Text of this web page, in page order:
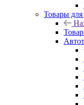
Товары для